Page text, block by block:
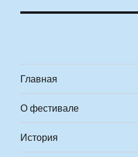
Главная
О фестивале
История